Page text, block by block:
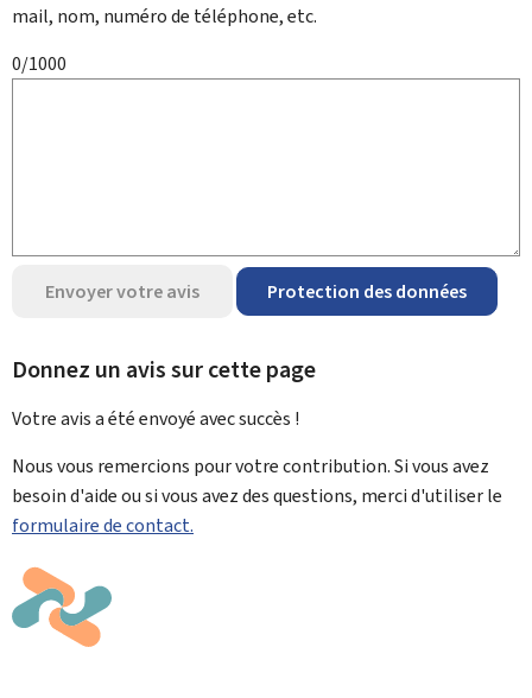
mail, nom, numéro de téléphone, etc.
0/1000
Envoyer votre avis Protection des données
Donnez un avis sur cette page
Votre avis a été envoyé avecsuccès !
Nous vous remercions pour votre contribution. Si vous avez
besoin d'aide ou si vous avez des questions, merci d'utiliser le
formulaire de contact.